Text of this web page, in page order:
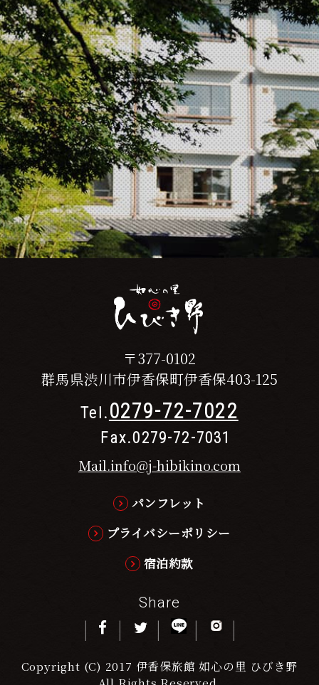
〒377-0102
群馬県渋川市伊香保町伊香保403-125
Tel. 0279-72-7022
Fax.0279-72-7031
Mail.info@j-hibikino.com
パンフレット
プライバシーポリシー
宿泊約款
Share
Copyright (C) 2017 伊香保旅館 如心の里 ひびき野